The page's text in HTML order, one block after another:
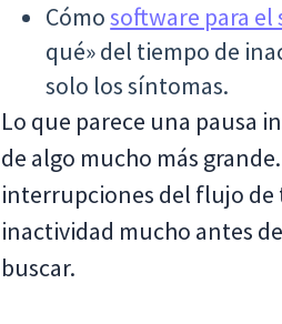
Cómosoftware para
qué» del tiempo de
solo los síntomas.
Lo que parece una pausa
de algo mucho más
interrupciones del flujo de
inactividad mucho antes
buscar.